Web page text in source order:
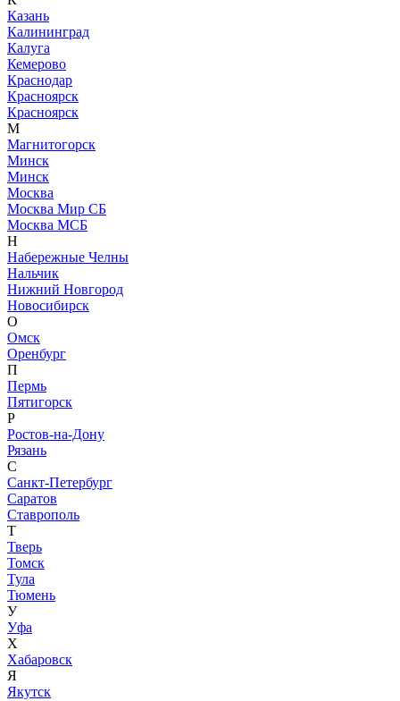
Казань
Калининград
Калуга
Кемерово
Краснодар
Красноярск
Красноярск
М
Магнитогорск
Минск
Минск
Москва
Москва Мир СБ
Москва МСБ
Н
Набережные Челны
Нальчик
Нижний Новгород
Новосибирск
О
Омск
Оренбург
П
Пермь
Пятигорск
Р
Ростов-на-Дону
Рязань
С
Санкт-Петербург
Саратов
Ставрополь
Т
Тверь
Томск
Тула
Тюмень
У
Уфа
Х
Хабаровск
Я
Якутск